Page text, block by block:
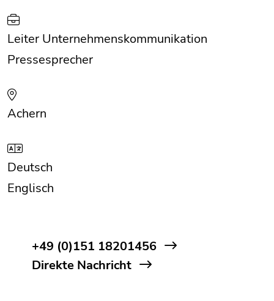
Leiter Unternehmenskommunikation
Pressesprecher
Achern
Deutsch
Englisch
+49 (0)151 18201456
Direkte Nachricht